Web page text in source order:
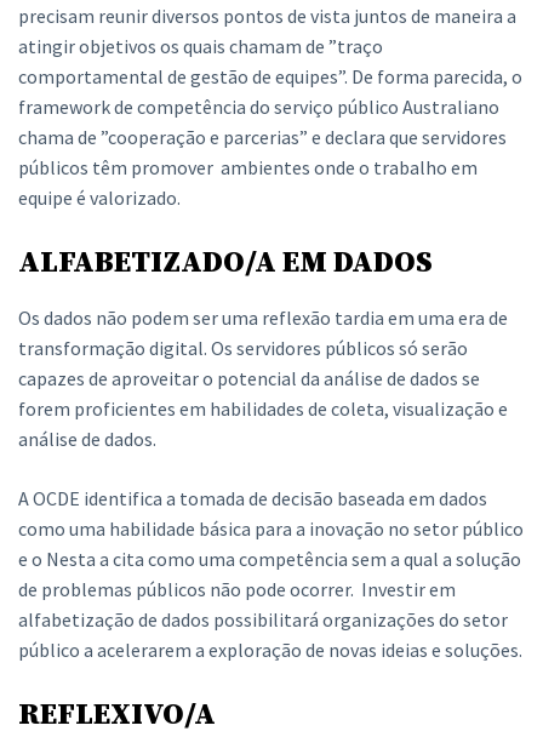
precisam reunir diversos pontos de vista juntos de maneira a
atingir objetivos os quais chamam de ”traço
comportamental de gestão de equipes”. De forma parecida, o
framework de competência do serviço público Australiano
chama de ”cooperação e parcerias” e declara que servidores
públicos têm promover ambientes onde o trabalho em
equipe é valorizado.
ALFABETIZADO/A EM DADOS
Os dados não podem ser uma reflexão tardia em uma era de
transformação digital. Os servidores públicos só serão
capazes de aproveitar o potencial da análise de dados se
forem proficientes em habilidades de coleta, visualização e
análise de dados.
A OCDE identifica a tomada de decisão baseada em dados
como uma habilidade básica para a inovação no setor público
e o Nesta a cita como uma competência sem a qual a solução
de problemas públicos não pode ocorrer. Investir em
alfabetização de dados possibilitará organizações do setor
público a acelerarem a exploração de novas ideias e soluções.
REFLEXIVO/A